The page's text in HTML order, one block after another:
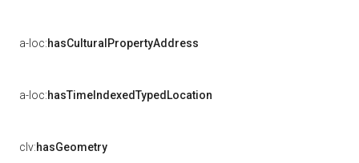
a-loc:hasCulturalPropertyAddress
a-loc:hasTimeIndexedTypedLocation
clv:hasGeometry